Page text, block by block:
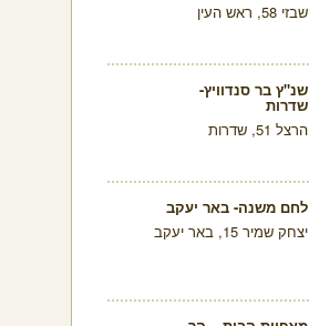
שבזי 58, ראש העין
שנ"ץ בר סנדוויץ-
שדרות
הרצל 51, שדרות
לחם משנה- באר יעקב
יצחק שמיר 15, באר יעקב